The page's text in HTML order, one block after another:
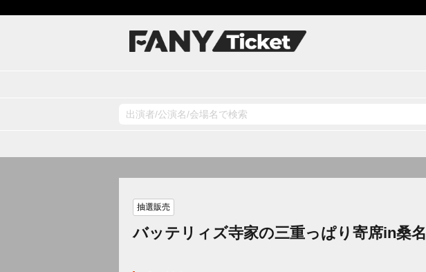
抽選販売
バッテリィズ寺家の三重っぱり寄席in桑名